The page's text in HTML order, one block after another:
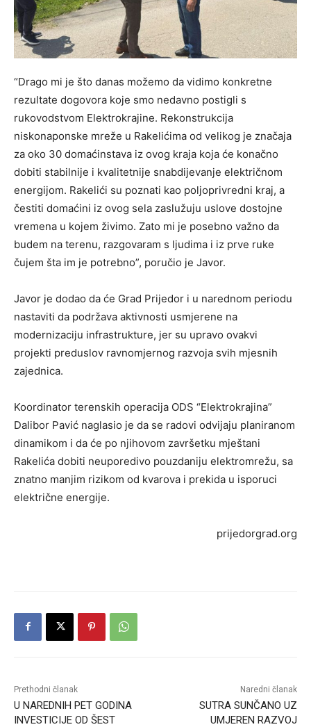
“Drago mi je što danas možemo da vidimo konkretne
rezultate dogovora koje smo nedavno postigli s
rukovodstvom Elektrokrajine. Rekonstrukcija
niskonaponske mreže u Rakelićima od velikog je značaja
za oko 30 domaćinstava iz ovog kraja koja će konačno
dobiti stabilnije i kvalitetnije snabdijevanje električnom
energijom. Rakelići su poznati kao poljoprivredni kraj, a
čestiti domaćini iz ovog sela zaslužuju uslove dostojne
vremena u kojem živimo. Zato mi je posebno važno da
budem na terenu, razgovaram s ljudima i iz prve ruke
čujem šta im je potrebno”, poručio je Javor.
Javor je dodao da će Grad Prijedor i u narednom periodu
nastaviti da podržava aktivnosti usmjerene na
modernizaciju infrastrukture, jer su upravo ovakvi
projekti preduslov ravnomjernog razvoja svih mjesnih
zajednica.
Koordinator terenskih operacija ODS “Elektrokrajina”
Dalibor Pavić naglasio je da se radovi odvijaju planiranom
dinamikom i da će po njihovom završetku mještani
Rakelića dobiti neuporedivo pouzdaniju elektromrežu, sa
znatno manjim rizikom od kvarova i prekida u isporuci
električne energije.
prijedorgrad.org
Prethodni članak
U NAREDNIH PET GODINA
INVESTICIJE OD ŠEST
Naredni članak
SUTRA SUNČANO UZ
UMJEREN RAZVOJ